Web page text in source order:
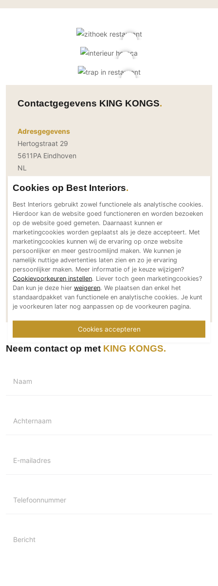
Keukenaccessoires
Stalen deuren
Deurbeslag
Raambeslag
Vloer
Vloeren
Beton Ciré vloeren
PVC vloeren
Gietvloeren
Houten vloeren
Natuursteen en keramiek vloeren
Vloerkleden
Afwerking
Beton Ciré
Behang / Wandtextiel
Leer
Spuitwerk
Audio/Video
Mirror TV
Houten gevelbekleding
Zonwering
Contactgegevens KING KONGS
Adresgegevens
Hertogstraat 29
5611PA Eindhoven
NL
+31 (0) 40 8433 633
info@kingkongs.com
kingkongs.com
Social media
Meer over KING KONGS
Meer projecten van KING KONGS
Neem contact op met KING KONGS
Naam
Achternaam
E-mailadres
Telefoonnummer
Bericht
Cookies op Best Interiors
Best Interiors gebruikt zowel functionele als analytische cookies.
Hierdoor kan de website goed functioneren en worden bezoeken
op de website goed gemeten. Daarnaast kunnen er
marketingcookies worden geplaatst als je deze accepteert. Met
marketingcookies kunnen wij de ervaring op onze website
persoonlijker en meer gestroomlijnd maken. We kunnen je
namelijk nuttige advertenties laten zien en zo je ervaring
persoonlijker maken. Meer informatie of je keuze wijzigen?
Cookievoorkeuren instellen. Liever toch geen marketingcookies?
Dan kun je deze hier weigeren. We plaatsen dan enkel het
standaardpakket van functionele en analytische cookies. Je kunt
je voorkeuren later nog aanpassen op de voorkeuren pagina.
Cookies accepteren